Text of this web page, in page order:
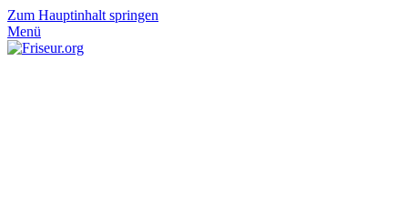
Zum Hauptinhalt springen
Menü